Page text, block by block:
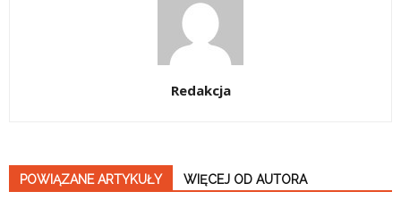
Redakcja
POWIĄZANE ARTYKUŁY WIĘCEJ OD AUTORA